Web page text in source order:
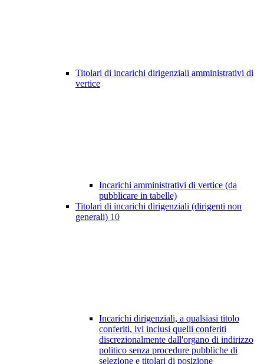
Titolari di incarichi dirigenziali amministrativi di
vertice
Incarichi amministrativi di vertice (da
pubblicare in tabelle)
Titolari di incarichi dirigenziali (dirigenti non
generali) 10
Incarichi dirigenziali, a qualsiasi titolo
conferiti, ivi inclusi quelli conferiti
discrezionalmente dall'organo di indirizzo
politico senza procedure pubbliche di
selezione e titolari di posizione